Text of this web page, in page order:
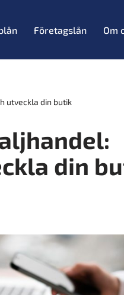
Företagslån Om
utveckla din butik
din